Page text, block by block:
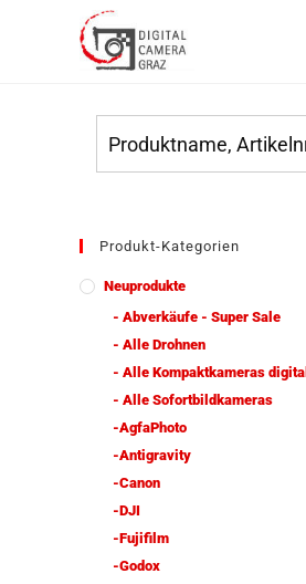
Produkt-Kategorien
Neuprodukte
- Abverkäufe - Super Sale
- Alle Drohnen
- Alle Kompaktkameras digital
- Alle Sofortbildkameras
-AgfaPhoto
-Antigravity
-Canon
-DJI
-Fujifilm
-Godox